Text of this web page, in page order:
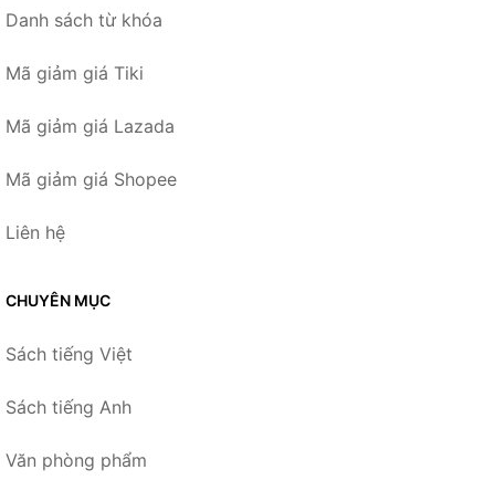
Danh sách từ khóa
Mã giảm giá Tiki
Mã giảm giá Lazada
Mã giảm giá Shopee
Liên hệ
CHUYÊN MỤC
Sách tiếng Việt
Sách tiếng Anh
Văn phòng phẩm